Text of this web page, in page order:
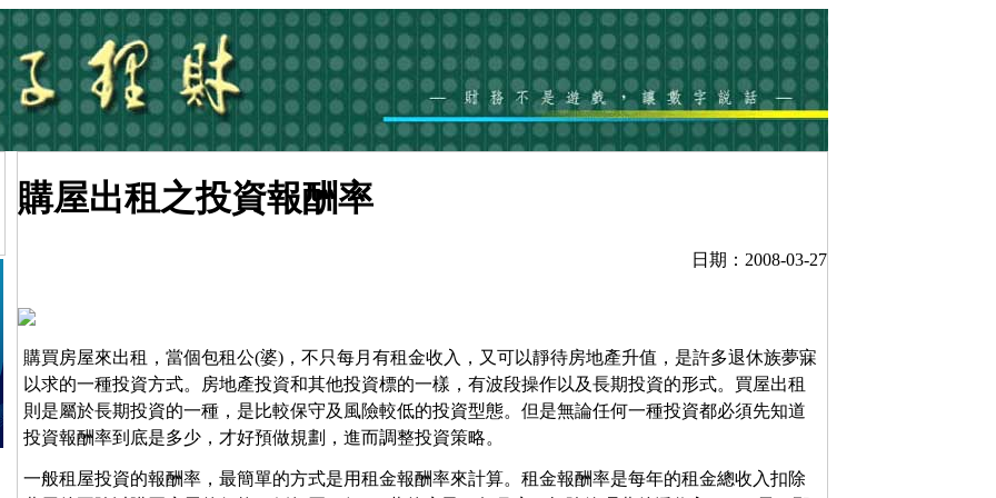
購屋出租之投資報酬率
日期：2008-03-27
購買房屋來出租，當個包租公(婆)，不只每月有租金收入，又可以靜待房地產升值，是許多退休族夢寐
以求的一種投資方式。房地產投資和其他投資標的一樣，有波段操作以及長期投資的形式。買屋出租
則是屬於長期投資的一種，是比較保守及風險較低的投資型態。但是無論任何一種投資都必須先知道
投資報酬率到底是多少，才好預做規劃，進而調整投資策略。
一般租屋投資的報酬率，最簡單的方式是用租金報酬率來計算。租金報酬率是每年的租金總收入扣除